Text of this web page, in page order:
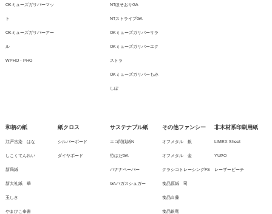
OKミューズガリバーマッ
ト
OKミューズガリバーアー
ル
WPHO・PHO
NTほそおりGA
NTストライプGA
OKミューズガリバーリラ
OKミューズガリバーエク
ストラ
OKミューズガリバーもみ
しぼ
和柄の紙
江戸古染 はな
しこくてんれい
新局紙
新大礼紙 華
玉しき
やまびこ奉書
紙クロス
シルバーボード
ダイヤボード
サステナブル紙
エコ間伐紙N
竹はだGA
バナナペーパー
GAバガスシュガー
その他ファンシー
オフメタル 銀
オフメタル 金
クラシコトレーシングFS
食品原紙 司
食品白藤
食品銀竜
非木材系印刷用紙
LIMEX Sheet
YUPO
レーザーピーチ